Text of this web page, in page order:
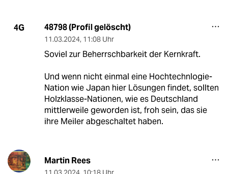
4G 48798 (Profil gelöscht)
11.03.2024, 11:08 Uhr
Soviel zur Beherrschbarkeit der Kernkraft.
Und wenn nicht einmal eine Hochtechnlogie-
Nation wie Japan hier Lösungen findet, sollten
Holzklasse-Nationen, wie es Deutschland
mittlerweile geworden ist, froh sein, das sie
ihre Meiler abgeschaltet haben.
Martin Rees